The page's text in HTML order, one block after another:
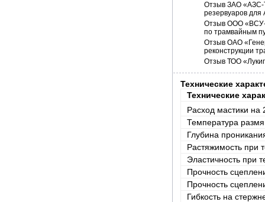
Отзыв ЗАО «АЗС-
резервуаров для
Отзыв ООО
по трамвайным
Отзыв ОАО
реконструкции
Отзыв ТОО
Технические
Технические
Расход мастики
Температура
Глубина
Растяжимость при
Эластичность при
Прочность
Прочность
Гибкость на